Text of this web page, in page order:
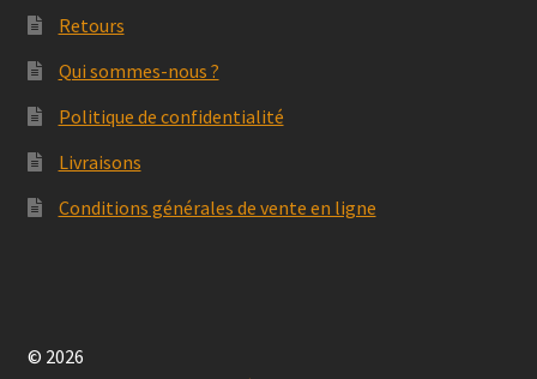
Retours
Qui sommes-nous ?
Politique de confidentialité
Livraisons
Conditions générales de vente en ligne
© 2026